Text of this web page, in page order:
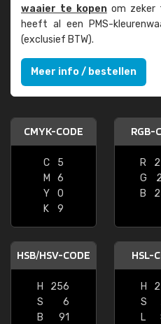
waaier te kopenom zeker
heeft al een PMS-
(exclusief BTW).
Meer info / bestellen
CMYK-CODE
C
5
M
6
Y
0
K
9
RGB-
R
G
B
HSB/HSV-CODE
H
256
S
6
B
91
HSL-
H
S
L